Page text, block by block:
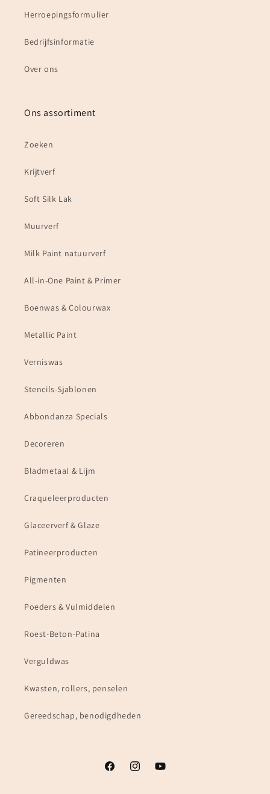
Herroepingsformulier
Bedrijfsinformatie
Over ons
Ons assortiment
Zoeken
Krijtverf
Soft Silk Lak
Muurverf
Milk Paint natuurverf
All-in-One Paint & Primer
Boenwas & Colourwax
Metallic Paint
Verniswas
Stencils-Sjablonen
Abbondanza Specials
Decoreren
Bladmetaal & Lijm
Craqueleerproducten
Glaceerverf & Glaze
Patineerproducten
Pigmenten
Poeders & Vulmiddelen
Roest-Beton-Patina
Verguldwas
Kwasten, rollers, penselen
Gereedschap, benodigdheden
FacebookInstagramYouTube